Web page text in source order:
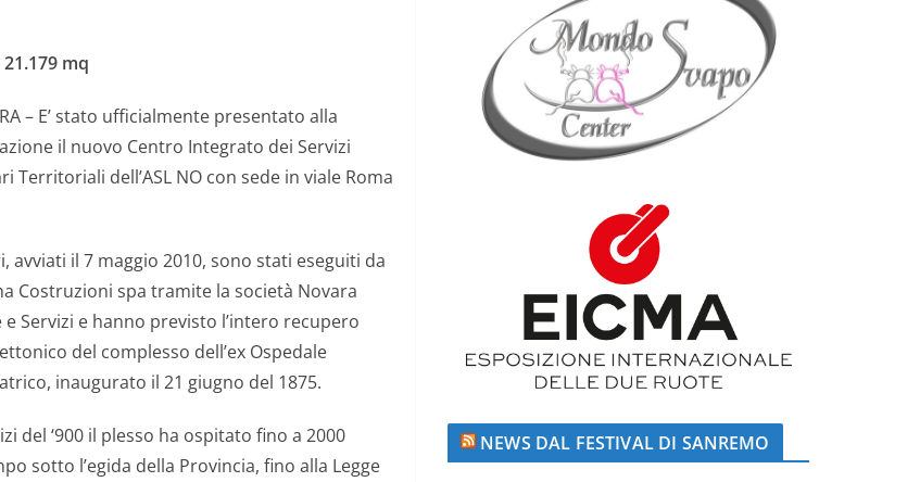
mq
– E’ stato ufficialmente presentato alla
il nuovo Centro Integrato dei Servizi
Territoriali dell’ASL NO con sede in viale Roma
avviati il 7 maggio 2010, sono stati eseguiti da
Costruzioni spa tramite la società Novara
e Servizi e hanno previsto l’intero recupero
del complesso dell’ex Ospedale
inaugurato il 21 giugno del 1875.
del ‘900 il plesso ha ospitato fino a 2000
sotto l’egida della Provincia, fino alla Legge
NEWS DAL FESTIVAL DI SANREMO